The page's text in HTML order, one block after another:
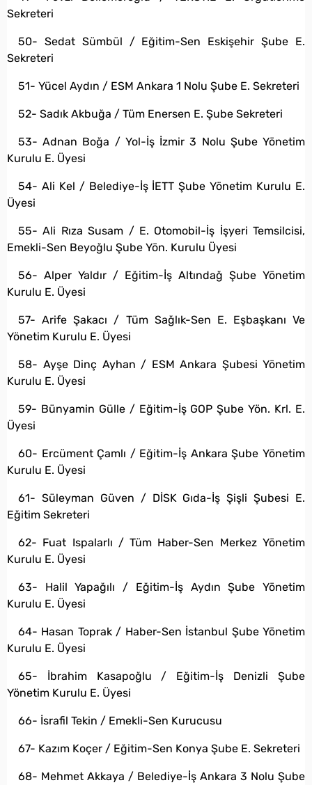
Sekreteri
50- Sedat Sümbül / Eğitim-Sen Eskişehir Şube E.
Sekreteri
51- Yücel Aydın / ESM Ankara 1 Nolu Şube E. Sekreteri
52- Sadık Akbuğa / Tüm Enersen E. Şube Sekreteri
53- Adnan Boğa / Yol-İş İzmir 3 Nolu Şube Yönetim
Kurulu E. Üyesi
54- Ali Kel / Belediye-İş İETT Şube Yönetim Kurulu E.
Üyesi
55- Ali Rıza Susam / E. Otomobil-İş İşyeri Temsilcisi,
Emekli-Sen Beyoğlu Şube Yön. Kurulu Üyesi
56- Alper Yaldır / Eğitim-İş Altındağ Şube Yönetim
Kurulu E. Üyesi
57- Arife Şakacı / Tüm Sağlık-Sen E. Eşbaşkanı Ve
Yönetim Kurulu E. Üyesi
58- Ayşe Dinç Ayhan / ESM Ankara Şubesi Yönetim
Kurulu E. Üyesi
59- Bünyamin Gülle / Eğitim-İş GOP Şube Yön. Krl. E.
Üyesi
60- Ercüment Çamlı / Eğitim-İş Ankara Şube Yönetim
Kurulu E. Üyesi
61- Süleyman Güven / DİSK Gıda-İş Şişli Şubesi E.
Eğitim Sekreteri
62- Fuat Ispalarlı / Tüm Haber-Sen Merkez Yönetim
Kurulu E. Üyesi
63- Halil Yapağılı / Eğitim-İş Aydın Şube Yönetim
Kurulu E. Üyesi
64- Hasan Toprak / Haber-Sen İstanbul Şube Yönetim
Kurulu E. Üyesi
65- İbrahim Kasapoğlu / Eğitim-İş Denizli Şube
Yönetim Kurulu E. Üyesi
66- İsrafil Tekin / Emekli-Sen Kurucusu
67- Kazım Koçer / Eğitim-Sen Konya Şube E. Sekreteri
68- Mehmet Akkaya / Belediye-İş Ankara 3 Nolu Şube